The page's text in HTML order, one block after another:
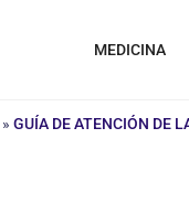
MEDICINA
» GUÍA DE ATENCIÓN DE